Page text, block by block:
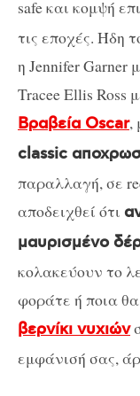
safe και κομψή
τις εποχές. Ήδη
η Jennifer Garner
Tracee Ellis Ross
Βραβεία Oscar,
classic
παραλλαγή, σε
αποδειχθεί ότι
μαυρισμένο
κολακεύουν το
φοράτε ή ποια
βερνίκι νυχιών
εμφάνισή σας,